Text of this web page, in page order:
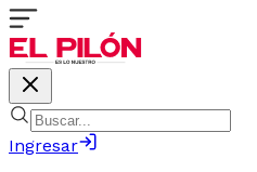
Ingresar